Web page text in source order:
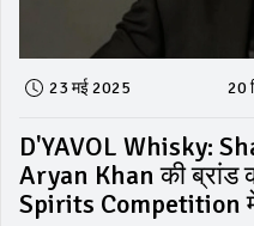
23 मई 2025 20
D'YAVOL Whisky:
Aryan Khan की ब्रांड
Spirits Competition में